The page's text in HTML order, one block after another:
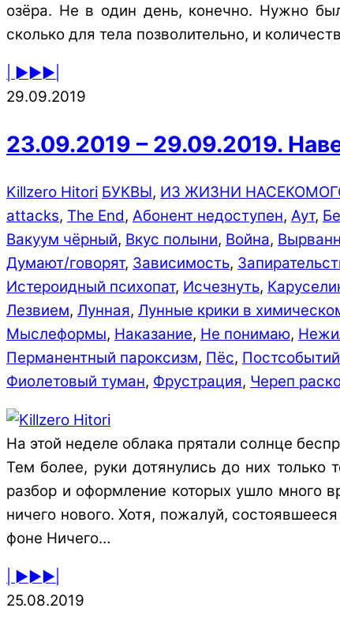
озёра. Не в один день, конечно. Нужно
сколько для тела позволительно, и
| ►►►|
29.09.2019
23.09.2019 – 29.09.2019.
Killzero Hitori БУКВЫ, ИЗ ЖИЗНИ
attacks, The End, Абонент недоступен, Аут,
Вакуум чёрный, Вкус полыни, Война,
Думают/говорят, Зависимость,
Истероидный психопат, Исчезнуть,
Лезвием, Лунная, Лунные крики в
Мыслеформы, Наказание, Не понимаю,
Перманентный пароксизм, Пёс,
Фиолетовый туман, Фрустрация, Череп
На этой неделе облака прятали солнце
Тем более, руки дотянулись до них только
разбор и оформление которых ушло много
ничего нового. Хотя, пожалуй,
фоне Ничего…
| ►►►|
25.08.2019